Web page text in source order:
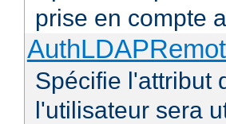
prise en compte
Spécifie l'attribut
l'utilisateur sera